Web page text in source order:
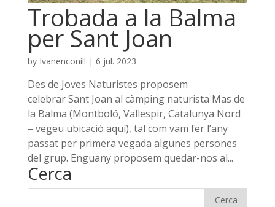
Trobada a la Balma
per Sant Joan
by Ivanenconill | 6 jul. 2023
Des de Joves Naturistes proposem
celebrar Sant Joan al càmping naturista Mas de
la Balma (Montboló, Vallespir, Catalunya Nord
– vegeu ubicació aquí), tal com vam fer l’any
passat per primera vegada algunes persones
del grup. Enguany proposem quedar-nos al...
Cerca